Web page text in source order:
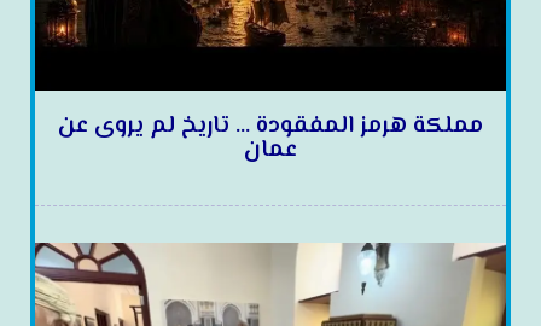
مملكة هرمز المفقودة … تاريخ لم يروى عن
عمان